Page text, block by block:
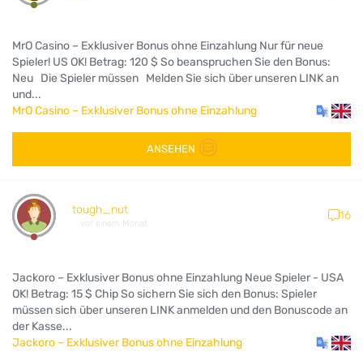
MrO Casino – Exklusiver Bonus ohne Einzahlung Nur für neue
Spieler! US OK! Betrag: 120 $ So beanspruchen Sie den Bonus:
Neu Die Spieler müssen Melden Sie sich über unseren LINK an
und...
MrO Casino – Exklusiver Bonus ohne Einzahlung
ANSEHEN
tough_nut
vor einem Monat
16
Jackoro – Exklusiver Bonus ohne Einzahlung Neue Spieler - USA
OK! Betrag: 15 $ Chip So sichern Sie sich den Bonus: Spieler
müssen sich über unseren LINK anmelden und den Bonuscode an
der Kasse...
Jackoro – Exklusiver Bonus ohne Einzahlung